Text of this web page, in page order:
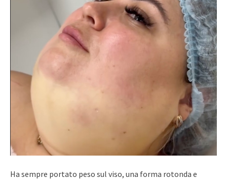
Ha sempre portato peso sul viso, una forma rotonda e